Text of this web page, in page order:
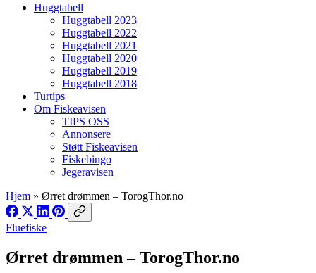
Huggtabell
Huggtabell 2023
Huggtabell 2022
Huggtabell 2021
Huggtabell 2020
Huggtabell 2019
Huggtabell 2018
Turtips
Om Fiskeavisen
TIPS OSS
Annonsere
Støtt Fiskeavisen
Fiskebingo
Jegeravisen
Hjem » Ørret drømmen – TorogThor.no
Fluefiske
Ørret drømmen – TorogThor.no